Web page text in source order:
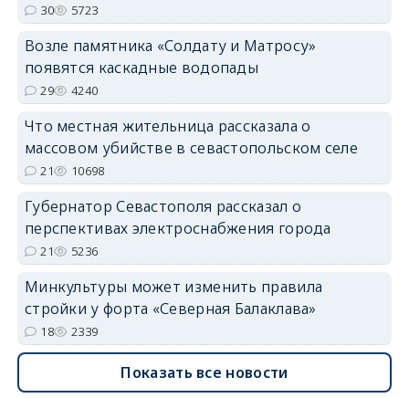
30 5723
Возле памятника «Солдату и Матросу»
появятся каскадные водопады
29 4240
Что местная жительница рассказала о
массовом убийстве в севастопольском селе
21 10698
Губернатор Севастополя рассказал о
перспективах электроснабжения города
21 5236
Минкультуры может изменить правила
стройки у форта «Северная Балаклава»
18 2339
Показать все новости